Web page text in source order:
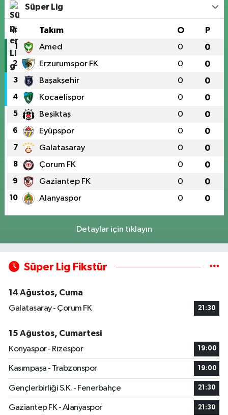
Süper Lig
# Takım O P
1 Amed 0 0
2 Erzurumspor FK 0 0
3 Başakşehir 0 0
4 Kocaelispor 0 0
5 Beşiktaş 0 0
6 Eyüpspor 0 0
7 Galatasaray 0 0
8 Çorum FK 0 0
9 Gaziantep FK 0 0
10 Alanyaspor 0 0
Detaylar için tıklayın
Süper Lig Fikstür
14 Ağustos, Cuma
Galatasaray - Çorum FK
21:30
15 Ağustos, Cumartesi
Konyaspor - Rizespor
19:00
Kasımpaşa - Trabzonspor 19:00
Gençlerbirliği S.K. - Fenerbahçe 21:30
Gaziantep FK - Alanyaspor 21:30